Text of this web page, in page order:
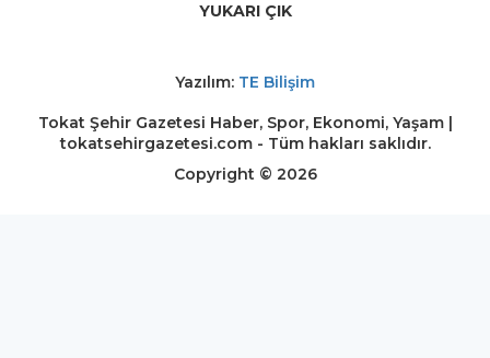
YUKARI ÇIK
Yazılım: TE Bilişim
Tokat Şehir Gazetesi Haber, Spor, Ekonomi, Yaşam |
tokatsehirgazetesi.com - Tüm hakları saklıdır.
Copyright © 2026